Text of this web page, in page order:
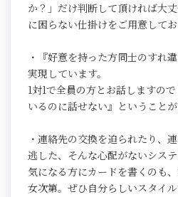
か？」だけ判断して頂ければ大
に困らない仕掛けをご用意してお
・『好意を持った方同士のすれ
実現しています。
1対1で全員の方とお話しますの
いるのに話せない』ということが
・連絡先の交換を迫られたり、
逃した、そんな心配がないシステ
気になる方にカードを書くのも
女次第。ぜひ自分らしいスタイ